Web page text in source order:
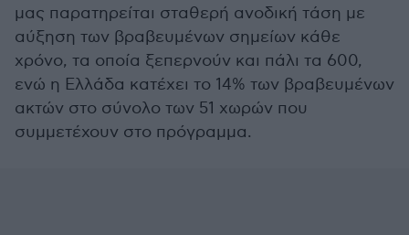
μας παρατηρείται σταθερή ανοδική τάση με
αύξηση των βραβευμένων σημείων κάθε
χρόνο, τα οποία ξεπερνούν και πάλι τα 600,
ενώ η Ελλάδα κατέχει το 14% των βραβευμένων
ακτών στο σύνολο των 51 χωρών που
συμμετέχουν στο πρόγραμμα.